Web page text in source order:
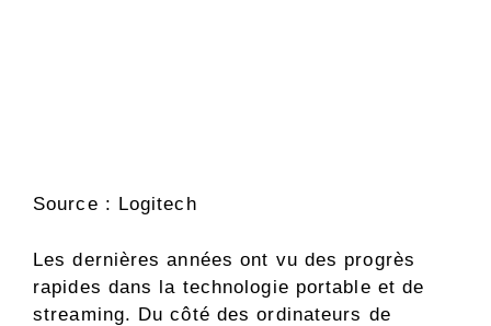
Source : Logitech
Les dernières années ont vu des progrès
rapides dans la technologie portable et de
streaming. Du côté des ordinateurs de